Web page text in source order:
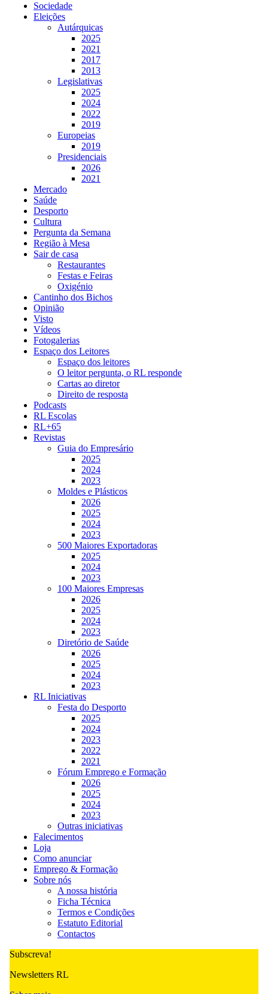
Sociedade
Eleições
Autárquicas
2025
2021
2017
2013
Legislativas
2025
2024
2022
2019
Europeias
2019
Presidenciais
2026
2021
Mercado
Saúde
Desporto
Cultura
Pergunta da Semana
Região à Mesa
Sair de casa
Restaurantes
Festas e Feiras
Oxigénio
Cantinho dos Bichos
Opinião
Visto
Vídeos
Fotogalerias
Espaço dos Leitores
Espaço dos leitores
O leitor pergunta, o RL responde
Cartas ao diretor
Direito de resposta
Podcasts
RL Escolas
RL+65
Revistas
Guia do Empresário
2025
2024
2023
Moldes e Plásticos
2026
2025
2024
2023
500 Maiores Exportadoras
2025
2024
2023
100 Maiores Empresas
2026
2025
2024
2023
Diretório de Saúde
2026
2025
2024
2023
RL Iniciativas
Festa do Desporto
2025
2024
2023
2022
2021
Fórum Emprego e Formação
2026
2025
2024
2023
Outras iniciativas
Falecimentos
Loja
Como anunciar
Emprego & Formação
Sobre nós
A nossa história
Ficha Técnica
Termos e Condições
Estatuto Editorial
Contactos
Subscreva!
Newsletters RL